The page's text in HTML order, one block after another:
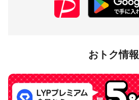
おトク情報